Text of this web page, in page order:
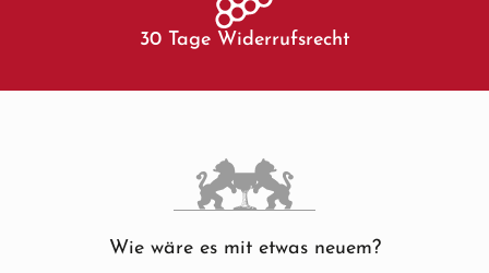
30 Tage Widerrufsrecht
Wie wäre es mit etwas neuem?